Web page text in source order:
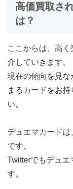
高価買取さ
は？
ここからは、高
介していきます。
現在の傾向を見
まるカードをお
い。
デュエマカード
です。
Twitterでもデュエ
す。